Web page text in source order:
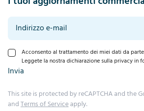
Acconsento al trattamento dei miei dati da
Leggete la nostra dichiarazione sulla privacy in
Invia
This site is protected by reCAPTCHA and the
andTerms of Serviceapply.